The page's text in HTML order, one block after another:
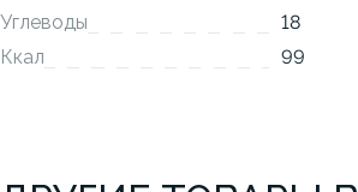
Углеводы
18
Ккал
99